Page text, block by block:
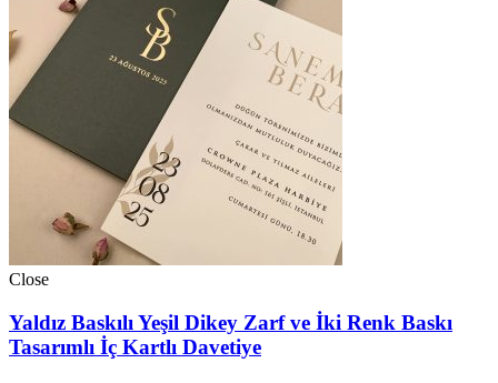
Close
Yaldız Baskılı Yeşil Dikey Zarf ve İki Renk Baskı
Tasarımlı İç Kartlı Davetiye